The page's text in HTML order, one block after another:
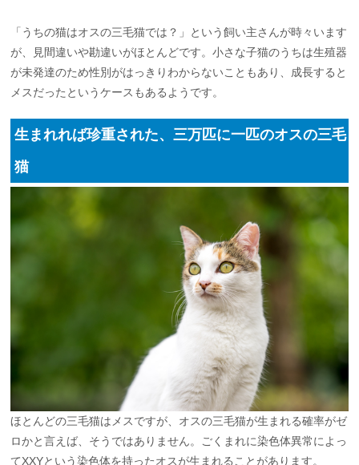
「うちの猫はオスの三毛猫では？」という飼い主さんが時々います
が、見間違いや勘違いがほとんどです。小さな子猫のうちは生殖器
が未発達のため性別がはっきりわからないこともあり、成長すると
メスだったというケースもあるようです。
生まれれば珍重された、三万匹に一匹のオスの三毛
猫
ほとんどの三毛猫はメスですが、オスの三毛猫が生まれる確率がゼ
ロかと言えば、そうではありません。ごくまれに染色体異常によっ
てXXYという染色体を持ったオスが生まれることがあります。